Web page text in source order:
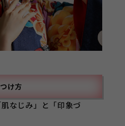
け方
なじみ」と「印象づ